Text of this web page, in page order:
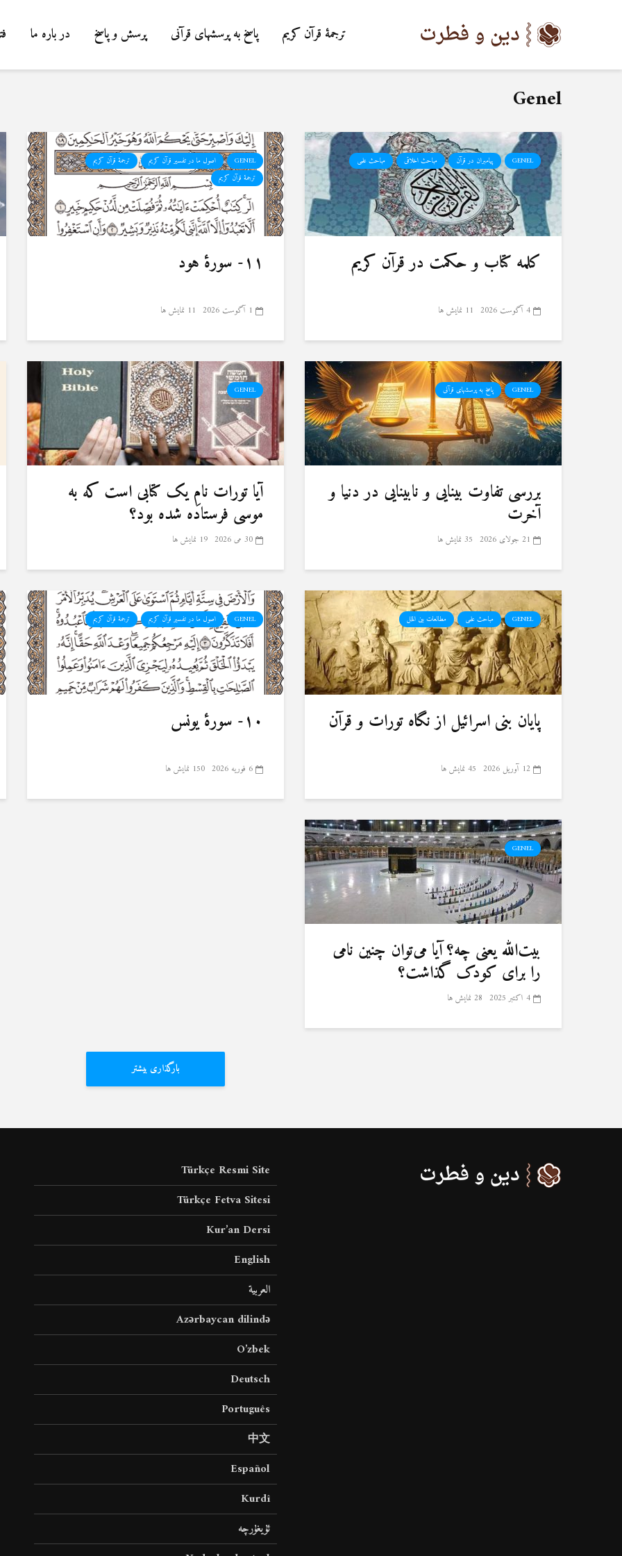
ترجمۀ قرآن کریم پاسخ به پرسشهای قرآنی پرسش و پاسخ در باره ما
Genel
GENEL پیامبران در قرآن مباحث اخلاقی مباحث علمی
کلمه کتاب و حکمت در قرآن کریم
4 آگوست 2026 11 نمایش ها
GENEL اصول ما در تفسیر قرآن کریم
ترجمهٔ قرآن کریم
ترجمۀ قرآن کریم
۱۱- سورهٔ هود
1 آگوست 2026 11 نمایش ها
GENEL پاسخ به پرسشهای قرآنی
بررسی تفاوت بینایی و نابینایی در دنیا و
آخرت
21 جولای 2026 35 نمایش ها
GENEL
آیا تورات نامِ یک کتابی است که به
موسی فرستاده شده بود؟
30 می 2026 19 نمایش ها
GENEL مباحث علمی مطالعات بین الملل
پایان بنی اسرائیل از نگاه تورات و قرآن
12 آوریل 2026 45 نمایش ها
GENEL اصول ما در تفسیر قرآن کریم ترجمۀ قرآن کریم
۱۰- سورهٔ یونس
6 فوریه 2026 150 نمایش ها
GENEL
بیت‌الله یعنی چه؟ آیا می‌توان چنین نامی
را برای کودک گذاشت؟
4 اکتبر 2025 28 نمایش ها
بارگذاری بیشتر
Türkçe Resmi Site
Türkçe Fetva Sitesi
Kur’an Dersi
English
العربية
Azərbaycan dilində
O’zbek
Deutsch
Português
中文
Español
Kurdî
ئۇيغۇرچە